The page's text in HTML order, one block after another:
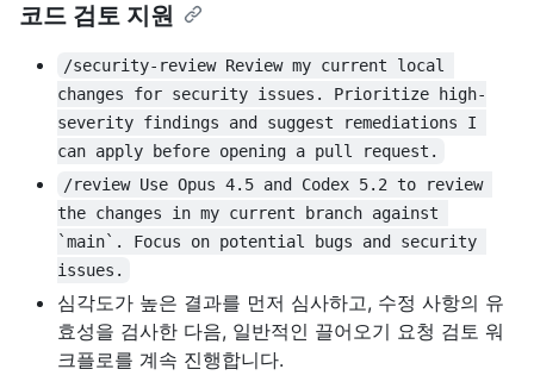
코드 검토 지원
/security-review Review my current local
changes for security issues. Prioritize high-
severity findings and suggest remediations I
can apply before opening a pull request.
/review Use Opus 4.5 and Codex 5.2 to review
the changes in my current branch against
`main`. Focus on potential bugs and security
issues.
심각도가 높은 결과를 먼저 심사하고, 수정 사항의 유
효성을 검사한 다음, 일반적인 끌어오기 요청 검토 워
크플로를 계속 진행합니다.